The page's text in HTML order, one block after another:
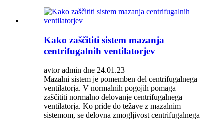
Kako zaščititi sistem mazanja
centrifugalnih ventilatorjev
avtor admin dne 24.01.23
Mazalni sistem je pomemben del centrifugalnega
ventilatorja. V normalnih pogojih pomaga
zaščititi normalno delovanje centrifugalnega
ventilatorja. Ko pride do težave z mazalnim
sistemom, se delovna zmogljivost centrifugalnega